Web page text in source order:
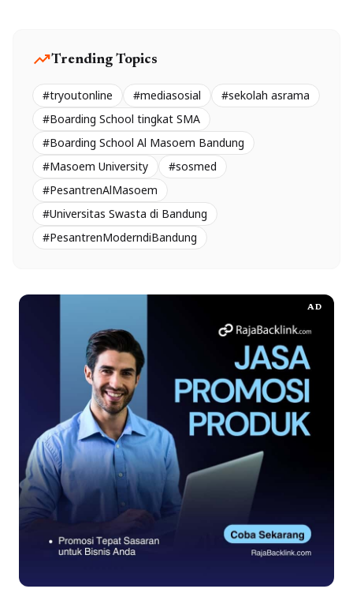
trending_upTrending Topics
#tryoutonline #mediasosial
#sekolah asrama
#Boarding School tingkat SMA
#Boarding School Al Masoem Bandung
#Masoem University
#sosmed
#PesantrenAlMasoem
#Universitas Swasta di Bandung
#PesantrenModerndiBandung
AD